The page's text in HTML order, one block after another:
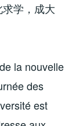
学，成大
la nouvelle
des
est